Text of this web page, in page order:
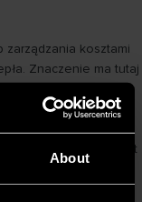
About
zarządzania kosztami
Znaczenie ma tutaj
W zależności
głównie w
ciepło
na ogrzewanie jest
za prąd, ale również